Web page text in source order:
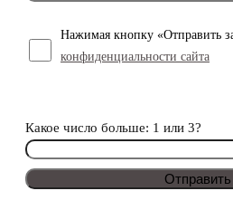
Нажимая кнопку «Отправить
конфиденциальности сайта
Какое число больше: 1 или 3?